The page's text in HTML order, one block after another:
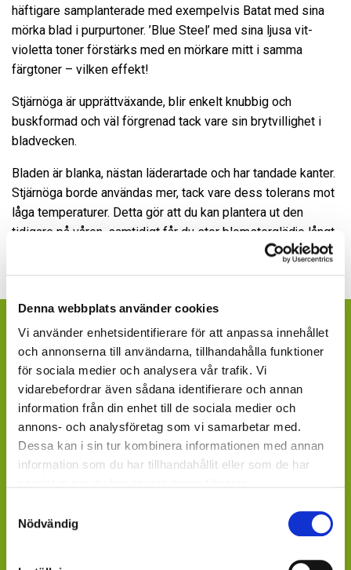
Denna webbplats använder cookies
Vi använder enhetsidentifierare för att anpassa innehållet
och annonserna till användarna, tillhandahålla funktioner
för sociala medier och analysera vår trafik. Vi
vidarebefordrar även sådana identifierare och annan
information från din enhet till de sociala medier och
annons- och analysföretag som vi samarbetar med.
Dessa kan i sin tur kombinera informationen med annan
information som du har tillhandahållit eller som de har
Nödvändig
häftigare samplanterade med exempelvis Batat med sina
mörka blad i purpurtoner. ’Blue Steel’ med sina ljusa vit-
violetta toner förstärks med en mörkare mitt i samma
färgtoner – vilken effekt!
Stjärnöga är upprättväxande, blir enkelt knubbig och
buskformad och väl förgrenad tack vare sin brytvillighet i
bladvecken.
Bladen är blanka, nästan läderartade och har tandade kanter.
Stjärnöga borde användas mer, tack vare dess tolerans mot
låga temperaturer. Detta gör att du kan plantera ut den
tidigare på våren, samtidigt får du stor blomsterglädje långt
in på hösten, fram till de kraftigare frostsnätterna kommer.
ÄR DU KONSUMENT OCH VILL FINNA
INKÖPSSTÄLLEN?
Fråga efter produkterna lokalt, där du köper dina växter.
Våra produkter finns under säsong tillgängliga att
beställa hos ett rikstäckande nätverk av återförsäljare
av växter och blommor.
GARDENCENTER: Blomsterlandet, Granngården,